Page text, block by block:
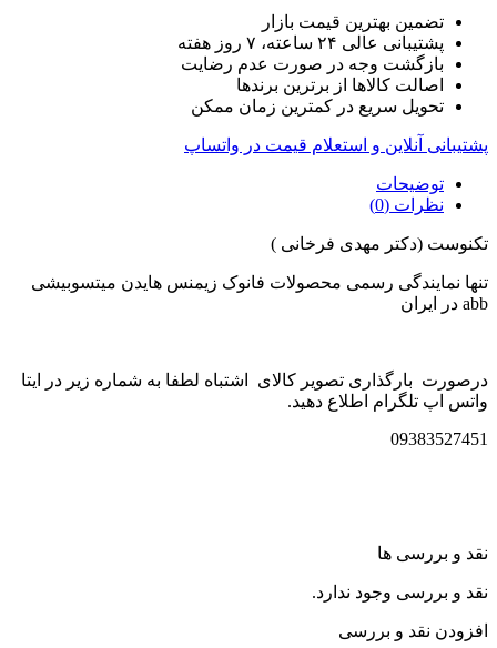
تضمین بهترین قیمت بازار
پشتیبانی عالی ۲۴ ساعته، ۷ روز هفته
بازگشت وجه در صورت عدم رضایت
اصالت کالاها از برترین برندها
تحویل سریع در کمترین زمان ممکن
پشتیبانی آنلاین و استعلام قیمت در واتساپ
توضیحات
نظرات (0)
تکنوست (دکتر مهدی فرخانی )
تنها نمایندگی رسمی محصولات فانوک زیمنس هایدن میتسوبیشی
abb در ایران
درصورت بارگذاری تصویر کالای اشتباه لطفا به شماره زیر در ایتا
واتس اپ تلگرام اطلاع دهید.
09383527451
نقد و بررسی ها
نقد و بررسی وجود ندارد.
افزودن نقد و بررسی